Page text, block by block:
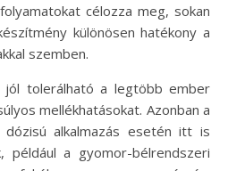
célozza meg, sokan
különösen hatékony a
szemben.
jól tolerálható a legtöbb ember
mellékhatásokat. Azonban a
alkalmazás esetén itt is
például a gyomor-bélrendszeri